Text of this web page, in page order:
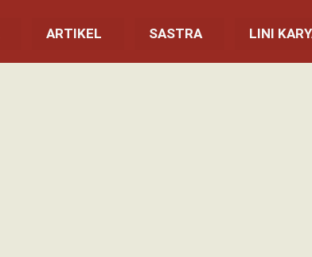
ARTIKEL SASTRA LINI